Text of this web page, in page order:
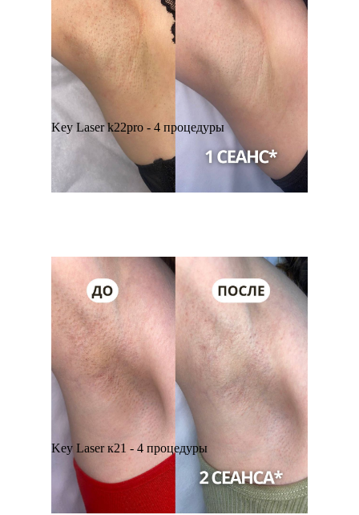
Key Laser k22pro - 4 процедуры
Key Laser к21 - 4 процедуры